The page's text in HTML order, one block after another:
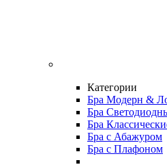
Категории
Бра Модерн &
Бра
Бра
Бра с Абажуром
Бра с Плафоном